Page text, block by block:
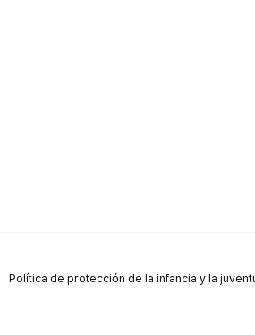
Política de protección de la infancia y la